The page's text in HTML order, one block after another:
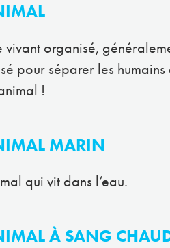
vivant organisé,
pour séparer les
!
MARIN
qui vit dans l’eau.
À SANG